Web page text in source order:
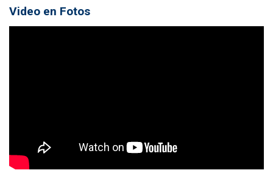
Video en Fotos